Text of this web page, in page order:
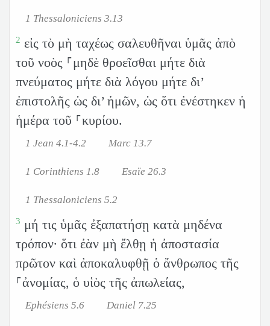
1 Thessaloniciens 3.13
2 εἰς τὸ μὴ ταχέως σαλευθῆναι ὑμᾶς ἀπὸ
τοῦ νοὸς ⸀μηδὲ θροεῖσθαι μήτε διὰ
πνεύματος μήτε διὰ λόγου μήτε δι’
ἐπιστολῆς ὡς δι’ ἡμῶν, ὡς ὅτι ἐνέστηκεν ἡ
ἡμέρα τοῦ ⸀κυρίου.
1 Jean 4.1-4.2 Marc 13.7
1 Corinthiens 1.8 Esaïe 26.3
1 Thessaloniciens 5.2
3 μή τις ὑμᾶς ἐξαπατήσῃ κατὰ μηδένα
τρόπον· ὅτι ἐὰν μὴ ἔλθῃ ἡ ἀποστασία
πρῶτον καὶ ἀποκαλυφθῇ ὁ ἄνθρωπος τῆς
⸀ἀνομίας, ὁ υἱὸς τῆς ἀπωλείας,
Ephésiens 5.6 Daniel 7.25